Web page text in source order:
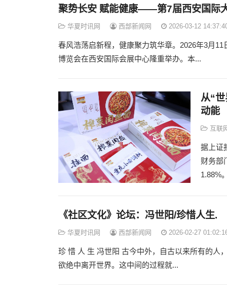
聚势长安 赋能健康——第7届西安国际
华夏时讯网 西部新闻网 2026-03-12
春风浩荡启新程，健康聚力筑华章。2026年3月
博览会在西安国际会展中心隆重举办。本...
从“
动能
互联
据上证
财务部
1.88%
《社区文化》论坛：冯世阳/珍惜人生.
华夏时讯网 西部新闻网 2026-02-27
珍 惜 人 生 冯世阳 古今中外，自古以来所有的人
欲绝中离开世界。这中间的过程就...